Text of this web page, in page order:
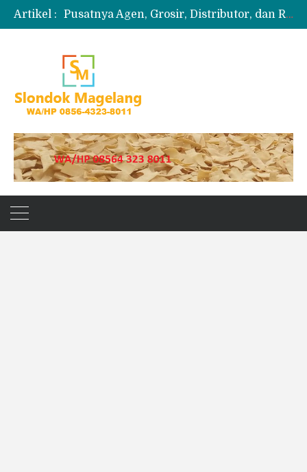
Artikel :
Pusatnya Agen, Grosir, Distributor, dan Reseller Puyur Koin
Produksi Slondok
Jual Puyur Koin Mentah 1 Ball 5 kg